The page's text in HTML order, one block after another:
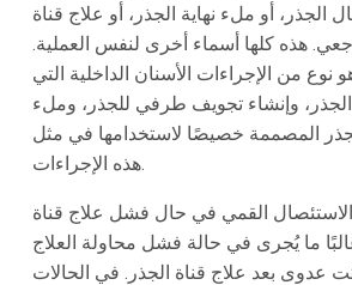
الجذر، أو ملء نهاية الجذر، أو علاج قناة
هذه كلها أسماء أخرى لنفس العملية.
نوع من الإجراءات الأسنان الداخلية التي
وإنشاء تجويف طرفي للجذر، وملء
المصممة خصيصًا لاستخدامها في مثل
هذه الإجراءات.
القمي في حال فشل علاج قناة
ما يُجرى في حالة فشل محاولة العلاج
عدوى بعد علاج قناة الجذر. في الحالات